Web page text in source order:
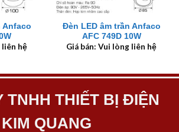
Anfaco
liên hệ
Đèn LED âm trần Anfaco
AFC 749D 10W
Giá bán: Vui lòng liên hệ
TNHH THIẾT BỊ ĐIỆN
KIM QUANG